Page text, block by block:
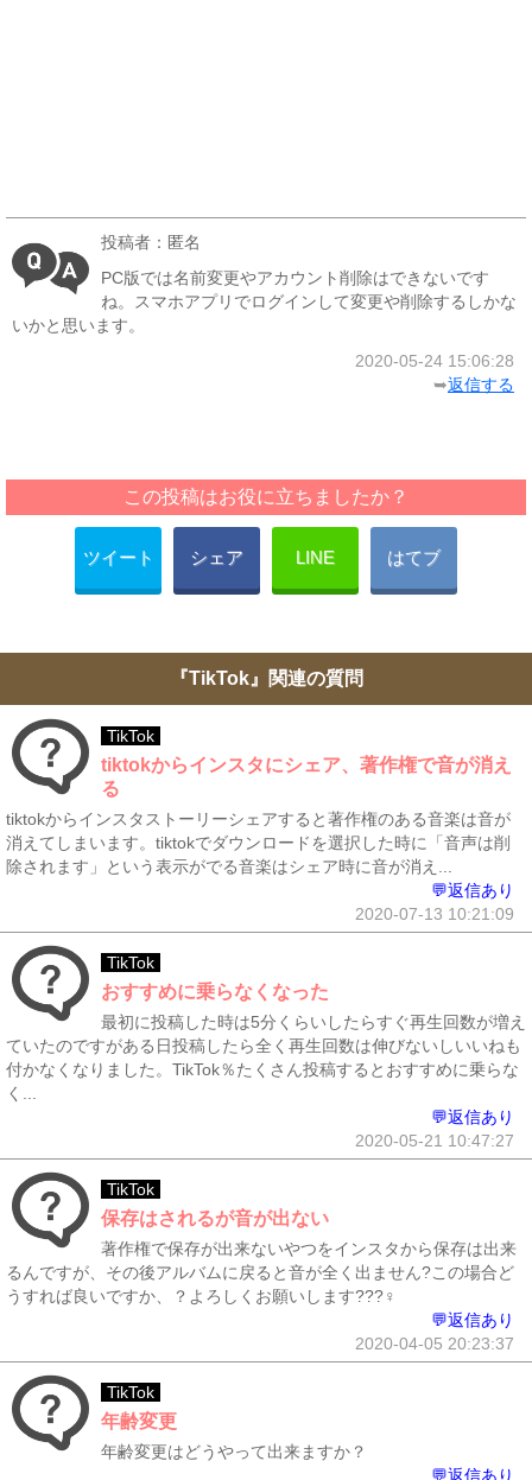
投稿者：匿名
PC版では名前変更やアカウント削除はできないです
ね。スマホアプリでログインして変更や削除するしかな
いかと思います。
2020-05-24 15:06:28
➥返信する
この投稿はお役に立ちましたか？
ツイート シェア LINE はてブ
『TikTok』関連の質問
TikTok
tiktokからインスタにシェア、著作権で音が消え
る
tiktokからインスタストーリーシェアすると著作権のある音楽は音が
消えてしまいます。tiktokでダウンロードを選択した時に「音声は削
除されます」という表示がでる音楽はシェア時に音が消え...
💬返信あり
2020-07-13 10:21:09
TikTok
おすすめに乗らなくなった
最初に投稿した時は5分くらいしたらすぐ再生回数が増え
ていたのですがある日投稿したら全く再生回数は伸びないしいいねも
付かなくなりました。TikTok％たくさん投稿するとおすすめに乗らな
く...
💬返信あり
2020-05-21 10:47:27
TikTok
保存はされるが音が出ない
著作権で保存が出来ないやつをインスタから保存は出来
るんですが、その後アルバムに戻ると音が全く出ません?この場合ど
うすれば良いですか、？よろしくお願いします???‍♀️
💬返信あり
2020-04-05 20:23:37
TikTok
年齢変更
年齢変更はどうやって出来ますか？
💬返信あり